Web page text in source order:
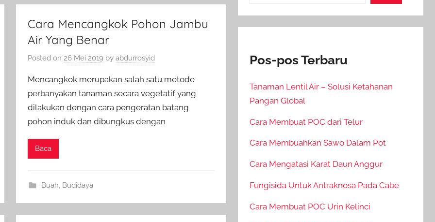
Cara Mencangkok Pohon Jambu
Air Yang Benar
Posted on 26 Mei 2019 byabdurrosyid
Mencangkok merupakan salah satu metode
perbanyakan tanaman secara vegetatif yang
dilakukan dengan cara pengeratan batang
pohon induk dan dibungkus dengan
Baca
Buah, Budidaya
Pos-pos Terbaru
Tanaman Lentil Air – Solusi Ketahanan
Pangan Global
Cara Membuat POC dari Telur
Cara Membuahkan Sawo Dalam Pot
Cara Mengatasi Karat Daun Anggur
Fungisida Untuk Antraknosa Pada Cabe
Cara Membuat POC Urin Kelinci